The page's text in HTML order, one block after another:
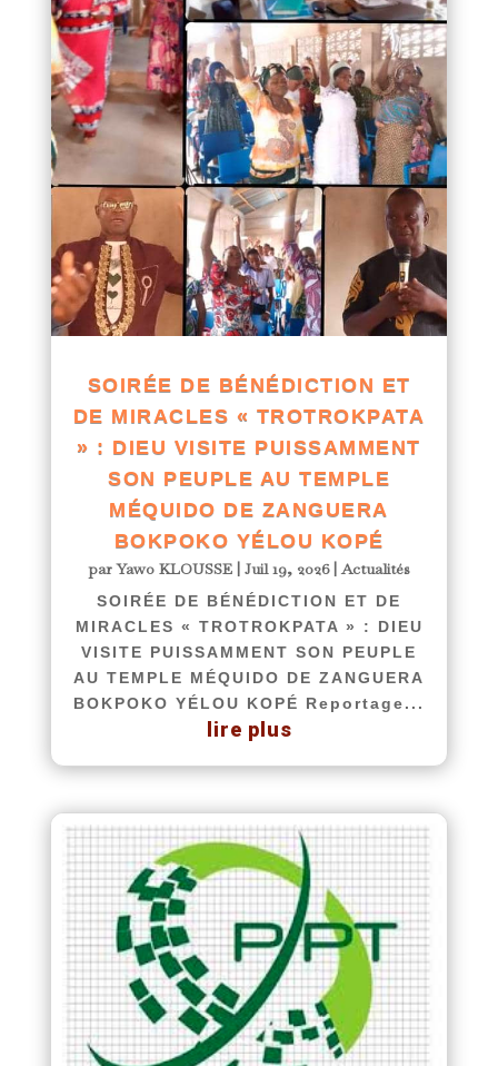
SOIRÉE DE BÉNÉDICTION ET
DE MIRACLES « TROTROKPATA
» : DIEU VISITE PUISSAMMENT
SON PEUPLE AU TEMPLE
MÉQUIDO DE ZANGUERA
BOKPOKO YÉLOU KOPÉ
parYawo KLOUSSE| Juil 19, 2026|Actualités
SOIRÉE DE BÉNÉDICTION ET DE
MIRACLES « TROTROKPATA » : DIEU
VISITE PUISSAMMENT SON PEUPLE
AU TEMPLE MÉQUIDO DE ZANGUERA
BOKPOKO YÉLOU KOPÉ Reportage...
lire plus